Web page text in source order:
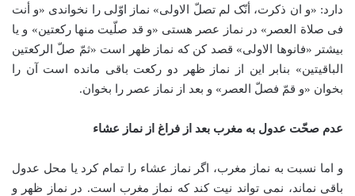
دارد: «و ان ذکرت، أنّک لم تصلّ الاولی» نماز اوّلی را نخواندی «و أنت
فی صلاة العصر» در نماز عصر هستی «و قد صلّیت منها رکعتین» و یا
بیشتر «فانوها الاولی» قصد کن که نماز ظهر است «ثمّ صلّ الرکعتین
الباقیتین» بنابر این از نماز ظهر دو رکعت باقی مانده است آن را
بخوان «و قمّ فصلّ العصر» و بعد از نماز عصر را بخوان.
عدم صحّت عدول به مغرب بعد از فراغ از نماز عشاء
و اما نسبت به نماز مغرب، اگر نماز عشاء را تمام کرد یا محل عدول
باقی نماند، نمی تواند نیت کند که نماز مغرب است. در نماز ظهر و